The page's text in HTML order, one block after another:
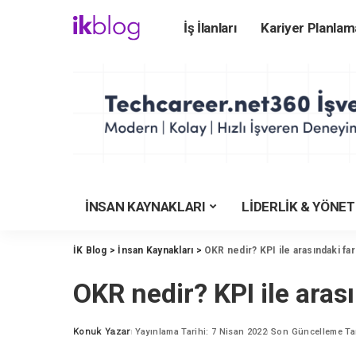
İş İlanları Kariyer
Üniversite Rehberi
Üniversiteler
Üniversite
Meslekler Rehberi
YKS Puan
İNSAN KAYNAKLARI LİDERLİK &
İK Blog > İnsan Kaynakları > OKR nedir? KPI ile arasındaki
OKR nedir? KPI ile
Posted
Konuk Yazar Yayınlama Tarihi: 7 Nisan 2022 Son Güncelleme